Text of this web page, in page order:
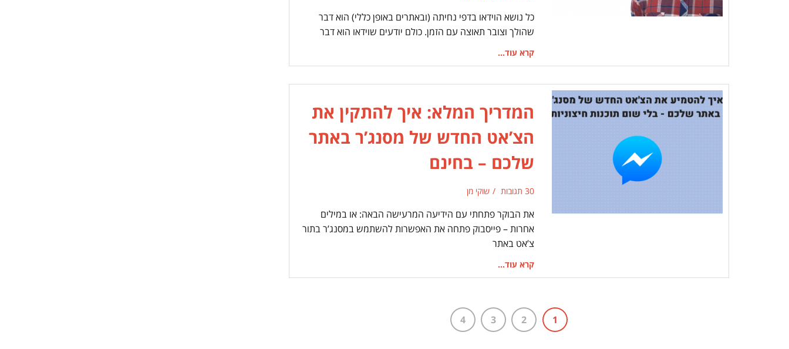
כל נושא הוידאו בדפי נחיתה (ובאתרים באופן כללי) הוא דבר
שהולך וצובר תאוצה עם הזמן. כולם יודעים שוידאו הוא דבר
קרא עוד...
המדריך המלא: איך להתקין את
הצ’אט החדש של מסנג’ר באתר
שלכם – בחינם
30 תגובות שוקי מן
את הבוקר פתחתי עם הידיעה המרעישה הבאה: או במילים
אחרות – פייסבוק פתחה את האפשרות להשתמש במסנג’ר בתור
צ’אט באתר
קרא עוד...
1
2
3
4